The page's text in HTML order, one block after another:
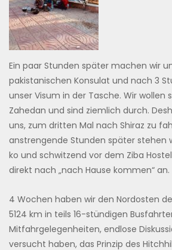
Ein paar Stunden später machen wir
pakistanischen Konsulat und nach 3
unser Visum in der Tasche. Wir wollen
Zahedan und sind ziemlich durch.
uns, zum dritten Mal nach Shiraz zu
anstrengende Stunden später stehen
ko und schwitzend vor dem Ziba
direkt nach „nach Hause kommen“ an.
4 Wochen haben wir den Nordosten
5124 km in teils 16-stündigen
Mitfahrgelegenheiten, endlose
versucht haben, das Prinzip des